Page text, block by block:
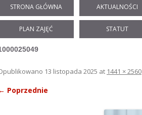
STRONA GŁÓWNA AKTUALNOŚCI
PLAN ZAJĘĆ STATUT
13 listopada 2025 at 1441 × 2560
← Poprzednie